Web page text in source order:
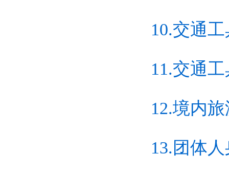
10.交通
11.交通
12.境内
13.团体